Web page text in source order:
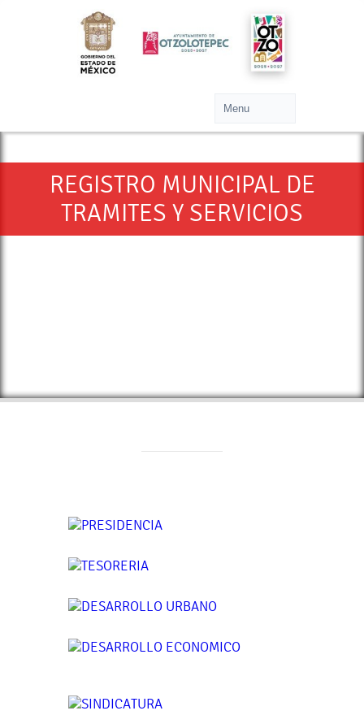
REGISTRO MUNICIPAL DE
TRAMITES Y SERVICIOS